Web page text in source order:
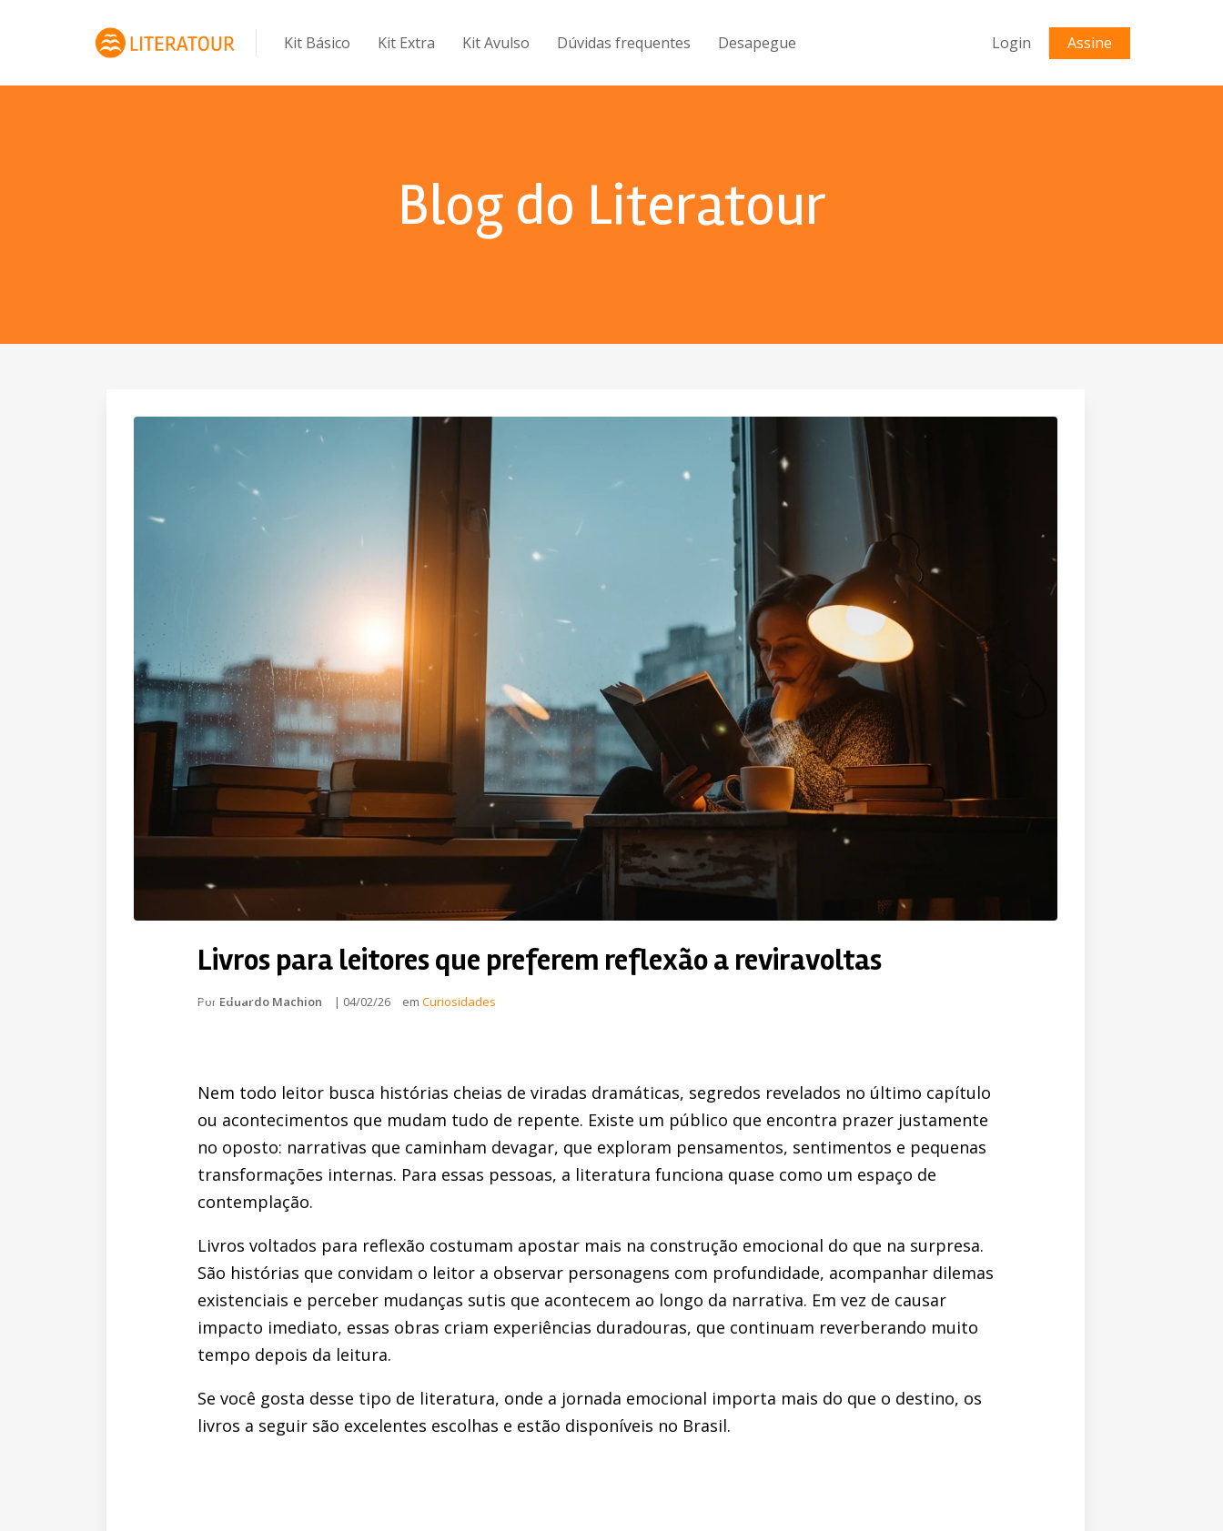
Kit Básico Kit Extra Kit Avulso Dúvidas frequentes Desapegue Login Assine
Blog do Literatour
Livros para leitores que preferem reflexão a reviravoltas
Por Eduardo Machion | 04/02/26 em Curiosidades
Nem todo leitor busca histórias cheias de viradas dramáticas, segredos revelados no último capítulo
ou acontecimentos que mudam tudo de repente. Existe um público que encontra prazer justamente
no oposto: narrativas que caminham devagar, que exploram pensamentos, sentimentos e pequenas
transformações internas. Para essas pessoas, a literatura funciona quase como um espaço de
contemplação.
Livros voltados para reflexão costumam apostar mais na construção emocional do que na surpresa.
São histórias que convidam o leitor a observar personagens com profundidade, acompanhar dilemas
existenciais e perceber mudanças sutis que acontecem ao longo da narrativa. Em vez de causar
impacto imediato, essas obras criam experiências duradouras, que continuam reverberando muito
tempo depois da leitura.
Se você gosta desse tipo de literatura, onde a jornada emocional importa mais do que o destino, os
livros a seguir são excelentes escolhas e estão disponíveis no Brasil.